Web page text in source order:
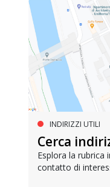
INDIRIZZI UTILI
Cerca
Esplora la rubrica
contatto di